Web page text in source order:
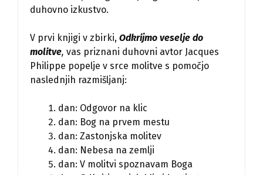
duhovno izkustvo.
V prvi knjigi v zbirki, Odkrijmo veselje do
molitve, vas priznani duhovni avtor Jacques
Philippe popelje v srce molitve s pomočjo
naslednjih razmišljanj:
dan: Odgovor na klic
dan: Bog na prvem mestu
dan: Zastonjska molitev
dan: Nebesa na zemlji
dan: V molitvi spoznavam Boga